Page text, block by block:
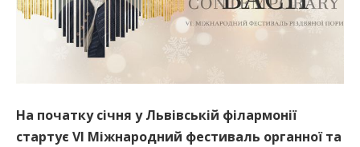
На початку січня у Львівській філармонії
стартує VI Міжнародний фестиваль органної та